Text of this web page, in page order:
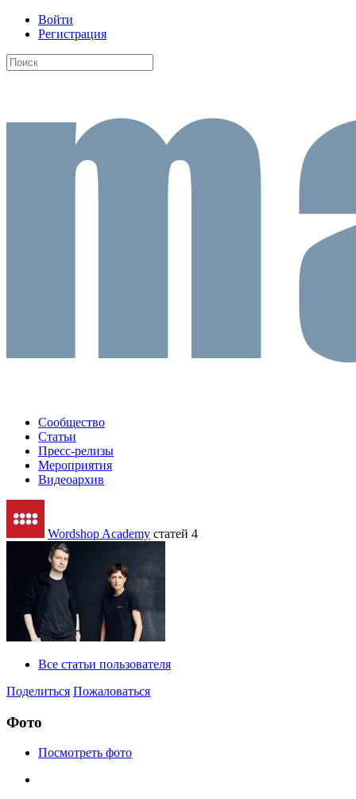
Войти
Регистрация
Сообщество
Статьи
Пресс-релизы
Мероприятия
Видеоархив
Wordshop Academy статей 4
Все статьи пользователя
Поделиться Пожаловаться
Фото
Посмотреть фото